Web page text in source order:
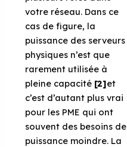
votre réseau. Dans ce
cas de figure, la
puissance des serveurs
physiques n’est que
rarement utilisée à
pleine capacité [2]et
c’est d’autant plus vrai
pour les PME qui ont
souvent des besoins de
puissance moindre. La